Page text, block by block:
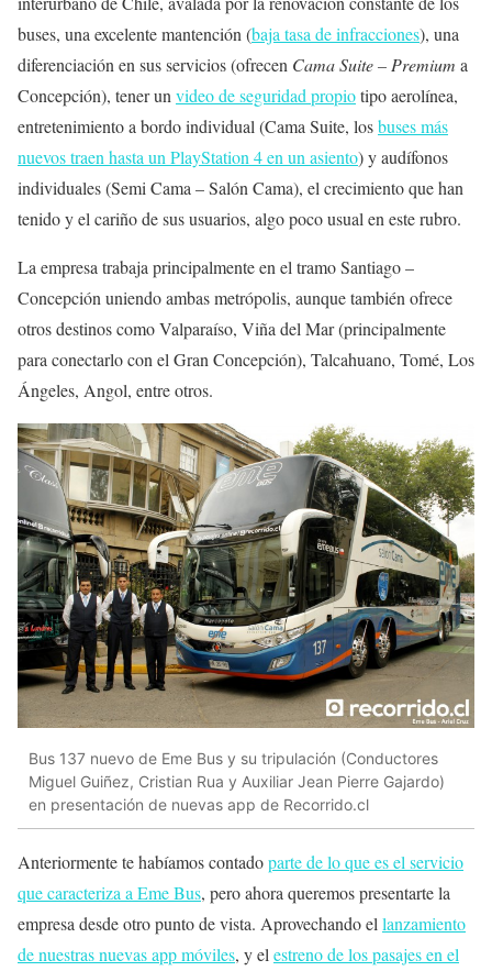
buses, una excelente mantención (baja tasa de infracciones), una
diferenciación en sus servicios (ofrecen Cama Suite – Premium a
Concepción), tener un video de seguridad propiotipo aerolínea,
entretenimiento a bordo individual (Cama Suite, losbuses más
nuevos traen hasta un PlayStation 4 en un asiento) y audífonos
individuales (Semi Cama – Salón Cama), el crecimiento que han
tenido y el cariño de sus usuarios, algo poco usual en este rubro.
La empresa trabaja principalmente en el tramo Santiago –
Concepción uniendo ambas metrópolis, aunque también ofrece
otros destinos como Valparaíso, Viña del Mar (principalmente
para conectarlo con el Gran Concepción), Talcahuano, Tomé, Los
Ángeles, Angol, entre otros.
Bus 137 nuevo de Eme Bus y su tripulación (Conductores
Miguel Guiñez, Cristian Rua y Auxiliar Jean Pierre Gajardo)
en presentación de nuevas app de Recorrido.cl
Anteriormente te habíamos contadoparte de lo que es el servicio
que caracteriza a Eme Bus, pero ahora queremos presentarte la
empresa desde otro punto de vista. Aprovechando el lanzamiento
de nuestras nuevas app móviles, y el estreno de los pasajes en el